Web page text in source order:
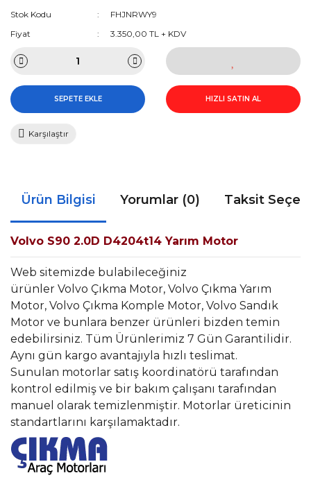
Stok Kodu
FHJNRWY9
Fiyat
3.350,00 TL + KDV
SEPETE EKLE HIZLI SATIN AL
Karşılaştır
Ürün Bilgisi Yorumlar (0) Taksit
Volvo S90 2.0D D4204t14 Yarım Motor
Web sitemizde bulabileceğiniz
ürünler Volvo Çıkma Motor, Volvo Çıkma Yarım
Motor, Volvo Çıkma Komple Motor, Volvo Sandık
Motor ve bunlara benzer ürünleri bizden temin
edebilirsiniz. Tüm Ürünlerimiz 7 Gün Garantilidir.
Aynı gün kargo avantajıyla hızlı teslimat.
Sunulan motorlar satış koordinatörü tarafından
kontrol edilmiş ve bir bakım çalışanı tarafından
manuel olarak temizlenmiştir. Motorlar üreticinin
standartlarını karşılamaktadır.